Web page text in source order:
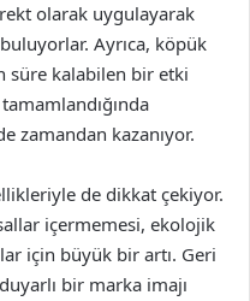
olarak uygulayarak
Ayrıca, köpük
süre kalabilen bir etki
zamandan kazanıyor.
de dikkat çekiyor.
içermemesi, ekolojik
için büyük bir artı. Geri
bir marka imajı